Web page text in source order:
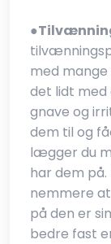
●​
med mange
det lidt med
gnave og
dem til og
lægger du
har dem
nemmere
på den er
bedre fast